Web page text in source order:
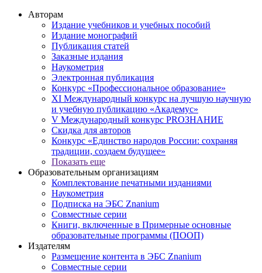
Авторам
Издание учебников и учебных пособий
Издание монографий
Публикация статей
Заказные издания
Наукометрия
Электронная публикация
Конкурс «Профессиональное образование»
XI Международный конкурс на лучшую научную
и учебную публикацию «Академус»
V Международный конкурс PROЗНАНИЕ
Скидка для авторов
Конкурс «Единство народов России: сохраняя
традиции, создаем будущее»
Показать еще
Образовательным организациям
Комплектование печатными изданиями
Наукометрия
Подписка на ЭБС Znanium
Совместные серии
Книги, включенные в Примерные основные
образовательные программы (ПООП)
Издателям
Размещение контента в ЭБС Znanium
Совместные серии